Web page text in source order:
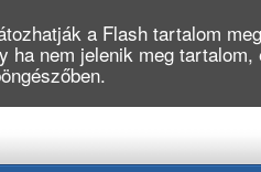
a Flash tartalom
ha nem jelenik meg